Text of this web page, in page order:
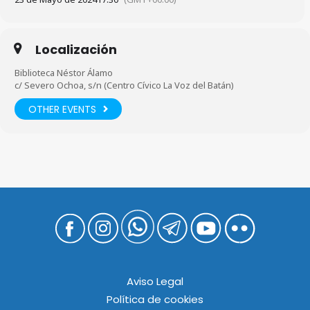
Localización
Biblioteca Néstor Álamo
c/ Severo Ochoa, s/n (Centro Cívico La Voz del Batán)
OTHER EVENTS
Aviso Legal
Política de cookies